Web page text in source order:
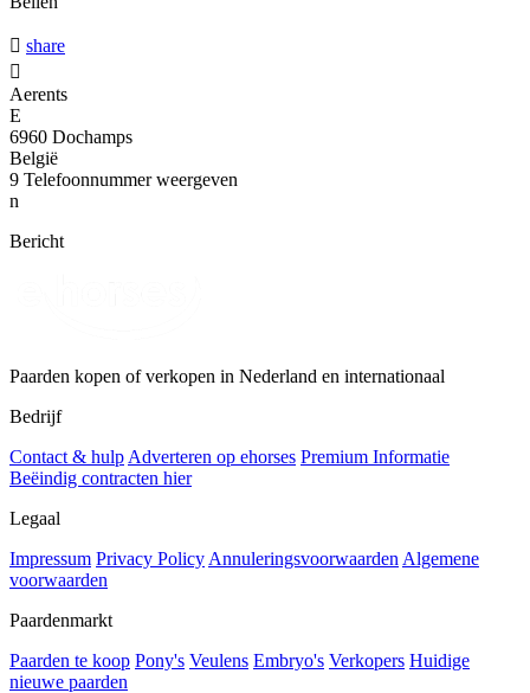
 share

Aerents
E
6960 Dochamps
België
9 Telefoonnummer weergeven
n
Bericht
Paarden kopen of verkopen in Nederland en internationaal
Bedrijf
Contact & hulp Adverteren op ehorses Premium Informatie
Beëindig contracten hier
Legaal
Impressum Privacy Policy Annuleringsvoorwaarden Algemene
voorwaarden
Paardenmarkt
Paarden te koop Pony's Veulens Embryo's Verkopers Huidige
nieuwe paarden